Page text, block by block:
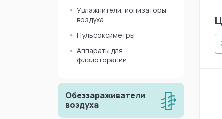
Увлажнители, ионизаторы
воздуха
Пульсоксиметры
Аппараты для
физиотерапии
Обеззараживатели
воздуха